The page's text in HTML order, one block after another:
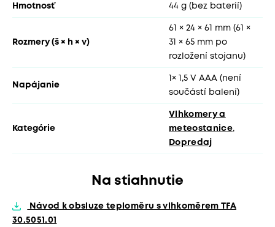
Hmotnosť 44 g (bez baterií)
Rozmery (š × h × v)
61 × 24 × 61 mm (61 ×
31 × 65 mm po
rozložení stojanu)
Napájanie
1× 1,5 V AAA (není
součástí balení)
Kategórie
Vlhkomery a
meteostanice,
Dopredaj
Na stiahnutie
Návod k obsluze teploměru s vlhkoměrem TFA
30.5051.01